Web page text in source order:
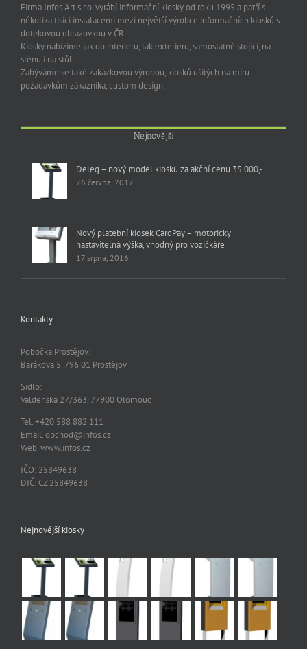
Firma Infos Art s.r.o. vyrábí informační kiosky od roku 1995 a patří s
několika tisíci instalacemi mezi největší výrobce informačních kiosků s
dotekovou obrazovkou v ČR.
Kiosky nabízíme jak do interieru, tak exterieru, samostatně stojící, na
stěnu i na stůl.
Zabýváme se také zakázkovou výrobou, kiosků ušitých na míru
požadavkům zákazníka, custom design.
Nejnovější
Deleg – nový model kiosku za akční cenu 35 000,-
26 června, 2017
Nový platební kiosek CardPay – motoricky
nastavitelná výška, vhodný pro vozíčkáře
17 srpna, 2016
Kontakty
Pobočka Prostějov:
Barákova 5, 796 01 Prostějov
Sídlo:
Valdenská 27/363, 77900 Olomouc
Tel. +420 588 882 111
Email. obchod@infos.cz
Web. www.infos.cz
IČO: 25849638
DIČ: CZ 25849638
Nejnovější kiosky